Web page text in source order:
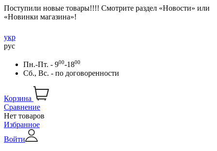
Поступили новые товары!!!! Смотрите раздел «Новости» или
«Новинки магазина»!
укр
рус
Пн.-Пт. - 900-1800
Сб., Вс. - по договоренности
Корзина
Сравнение
Нет товаров
Избранное
Войти